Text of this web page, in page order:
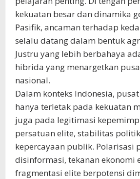
kekuatan besar dan dinamika
Pasifik, ancaman terhadap
selalu datang dalam bentuk
Justru yang lebih berbahaya
hibrida yang menargetkan
nasional.
Dalam konteks Indonesia,
hanya terletak pada kekuatan
juga pada legitimasi
persatuan elite, stabilitas
kepercayaan publik. Polarisasi
disinformasi, tekanan ekonomi
fragmentasi elite berpotensi